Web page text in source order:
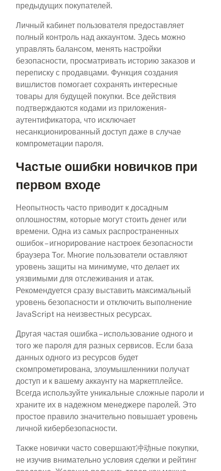
предыдущих покупателей.
Личный кабинет пользователя предоставляет
полный контроль над аккаунтом. Здесь можно
управлять балансом, менять настройки
безопасности, просматривать историю заказов и
переписку с продавцами. Функция создания
вишлистов помогает сохранять интересные
товары для будущей покупки. Все действия
подтверждаются кодами из приложения-
аутентификатора, что исключает
несанкционированный доступ даже в случае
компрометации пароля.
Частые ошибки новичков при
первом входе
Неопытность часто приводит к досадным
оплошностям, которые могут стоить денег или
времени. Одна из самых распространенных
ошибок – игнорирование настроек безопасности
браузера Tor. Многие пользователи оставляют
уровень защиты на минимуме, что делает их
уязвимыми для отслеживания и атак.
Рекомендуется сразу выставить максимальный
уровень безопасности и отключить выполнение
JavaScript на неизвестных ресурсах.
Другая частая ошибка – использование одного и
того же пароля для разных сервисов. Если база
данных одного из ресурсов будет
скомпрометирована, злоумышленники получат
доступ и к вашему аккаунту на маркетплейсе.
Всегда используйте уникальные сложные пароли и
храните их в надежном менеджере паролей. Это
простое правило значительно повышает уровень
личной кибербезопасности.
Также новички часто совершают冲动ные покупки,
не изучив внимательно условия сделки и рейтинг